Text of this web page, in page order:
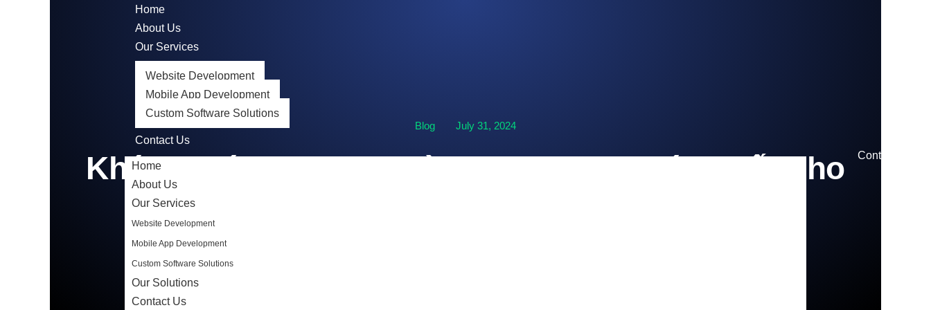
Home
About Us
Our Services
Website Development
Mobile App Development
Custom Software Solutions
Contact Us
Home
About Us
Our Services
Website Development
Mobile App Development
Custom Software Solutions
Our Solutions
Contact Us
Contact us
Blog July 31, 2024
Khám Phá go88 vip hoàng gia 2018 – Bí Quyết Cho